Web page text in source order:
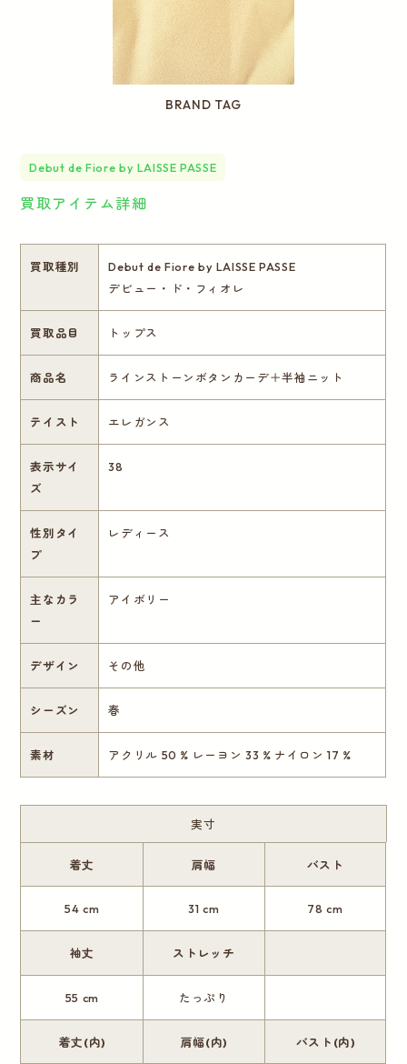
BRAND TAG
Debut de Fiore by LAISSE PASSE
買取アイテム詳細
買取種別
Debut de Fiore by LAISSE PASSE
デビュー・ド・フィオレ
買取品目 トップス
商品名 ラインストーンボタンカーデ＋半袖ニット
テイスト エレガンス
表示サイ
ズ
38
性別タイ
プ
レディース
主なカラ
ー
アイボリー
デザイン その他
シーズン 春
素材 アクリル 50 % レーヨン 33 % ナイロン 17 %
実寸
着丈
54 cm
肩幅
31 cm
バスト
78 cm
袖丈
55 cm
ストレッチ
たっぷり
着丈(内) 肩幅(内) バスト(内)